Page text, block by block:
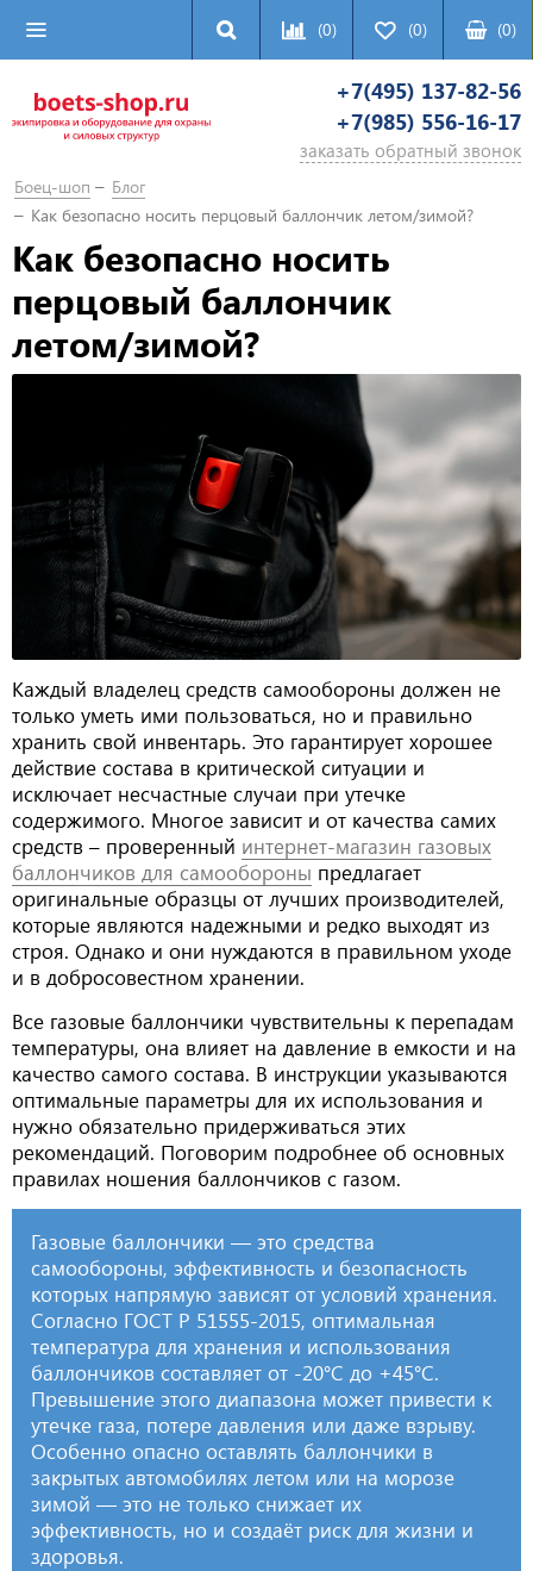
(0) (0) (0)
+7(495) 137-82-56
+7(985) 556-16-17
заказать обратный звонок
Боец-шоп
Блог
Как безопасно носить перцовый баллончик летом/зимой?
Как безопасно носить
перцовый баллончик
летом/зимой?
Каждый владелец средств самообороны должен не
только уметь ими пользоваться, но и правильно
хранить свой инвентарь. Это гарантирует хорошее
действие состава в критической ситуации и
исключает несчастные случаи при утечке
содержимого. Многое зависит и от качества самих
средств – проверенный интернет-магазин газовых
баллончиков для самообороны предлагает
оригинальные образцы от лучших производителей,
которые являются надежными и редко выходят из
строя. Однако и они нуждаются в правильном уходе
и в добросовестном хранении.
Все газовые баллончики чувствительны к перепадам
температуры, она влияет на давление в емкости и на
качество самого состава. В инструкции указываются
оптимальные параметры для их использования и
нужно обязательно придерживаться этих
рекомендаций. Поговорим подробнее об основных
правилах ношения баллончиков с газом.
Газовые баллончики — это средства
самообороны, эффективность и безопасность
которых напрямую зависят от условий хранения.
Согласно ГОСТ Р 51555-2015, оптимальная
температура для хранения и использования
баллончиков составляет от -20°C до +45°C.
Превышение этого диапазона может привести к
утечке газа, потере давления или даже взрыву.
Особенно опасно оставлять баллончики в
закрытых автомобилях летом или на морозе
зимой — это не только снижает их
эффективность, но и создаёт риск для жизни и
здоровья.